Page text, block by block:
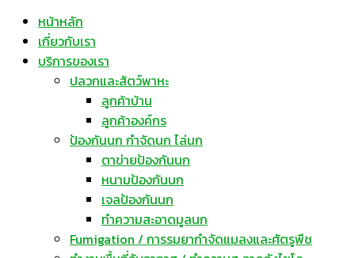
หน้าหลัก
เกี่ยวกับเรา
บริการของเรา
ปลวกและสัตว์พาหะ
ลูกค้าบ้าน
ลูกค้าองค์กร
ป้องกันนก กำจัดนก ไล่นก
ตาข่ายป้องกันนก
หนามป้องกันนก
เจลป้องกันนก
ทำความสะอาดมูลนก
Fumigation / การรมยากำจัดแมลงและศัตรูพืช